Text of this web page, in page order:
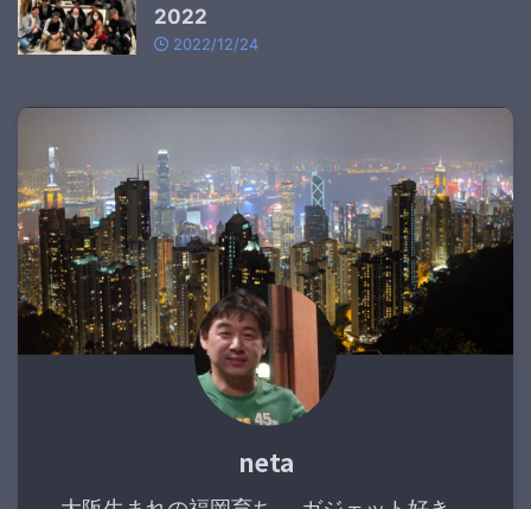
2022
2022/12/24
neta